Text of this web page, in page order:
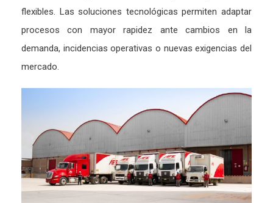
flexibles. Las soluciones tecnológicas permiten adaptar
procesos con mayor rapidez ante cambios en la
demanda, incidencias operativas o nuevas exigencias del
mercado.